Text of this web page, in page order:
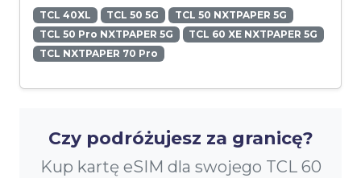
TCL 40XL TCL 50 5G
TCL 50 NXTPAPER 5G
TCL 50 Pro NXTPAPER 5G
TCL 60 XE NXTPAPER 5G
TCL NXTPAPER 70 Pro
Czy podróżujesz za granicę?
Kup kartę eSIM dla swojego TCL 60